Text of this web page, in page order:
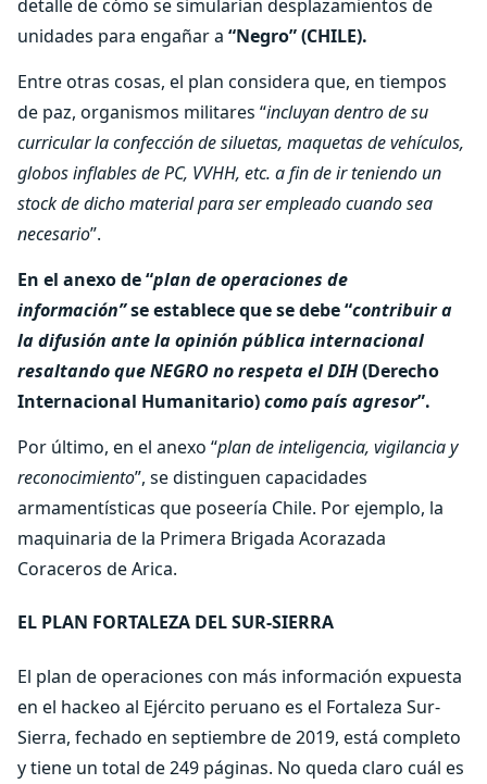
detalle de cómo se simularían desplazamientos de
unidades para engañar a “Negro” (CHILE).
Entre otras cosas, el plan considera que, en tiempos
de paz, organismos militares “incluyan dentro de su
curricular la confección de siluetas, maquetas de vehículos,
globos inflables de PC, VVHH, etc. a fin de ir teniendo un
stock de dicho material para ser empleado cuando sea
necesario”.
En el anexo de “plan de operaciones de
información”se establece que se debe “contribuir a
la difusión ante la opinión pública internacional
resaltando que NEGRO no respeta el DIH(Derecho
Internacional Humanitario)como país agresor”.
Por último, en el anexo “plan de inteligencia, vigilancia y
reconocimiento”, se distinguen capacidades
armamentísticas que poseería Chile. Por ejemplo, la
maquinaria de la Primera Brigada Acorazada
Coraceros de Arica.
EL PLAN FORTALEZA DEL SUR-SIERRA
El plan de operaciones con más información expuesta
en el hackeo al Ejército peruano es el Fortaleza Sur-
Sierra, fechado en septiembre de 2019, está completo
y tiene un total de 249 páginas. No queda claro cuál es